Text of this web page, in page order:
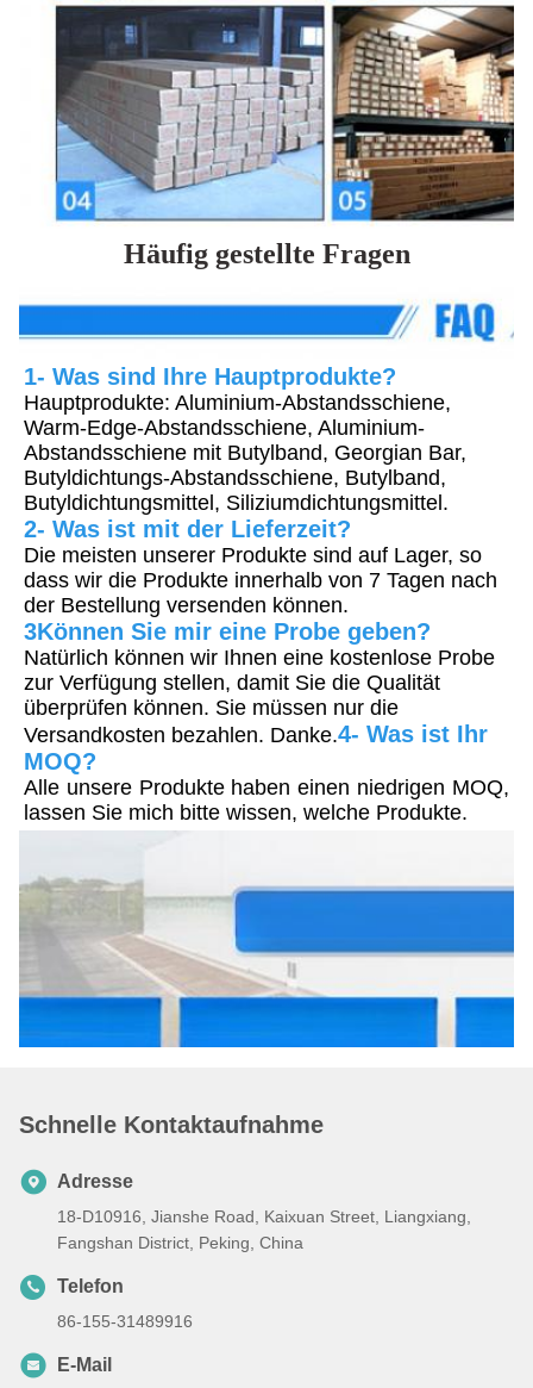
Häufig gestellte Fragen
1- Was sind Ihre Hauptprodukte?
Hauptprodukte: Aluminium-Abstandsschiene,
Warm-Edge-Abstandsschiene, Aluminium-
Abstandsschiene mit Butylband, Georgian Bar,
Butyldichtungs-Abstandsschiene, Butylband,
Butyldichtungsmittel, Siliziumdichtungsmittel.
2- Was ist mit der Lieferzeit?
Die meisten unserer Produkte sind auf Lager, so
dass wir die Produkte innerhalb von 7 Tagen nach
der Bestellung versenden können.
3Können Sie mir eine Probe geben?
Natürlich können wir Ihnen eine kostenlose Probe
zur Verfügung stellen, damit Sie die Qualität
überprüfen können. Sie müssen nur die
Versandkosten bezahlen. Danke.4- Was ist Ihr
MOQ?
Alle unsere Produkte haben einen niedrigen MOQ,
lassen Sie mich bitte wissen, welche Produkte.
Schnelle Kontaktaufnahme
Adresse
18-D10916, Jianshe Road, Kaixuan Street, Liangxiang,
Fangshan District, Peking, China
Telefon
86-155-31489916
E-Mail